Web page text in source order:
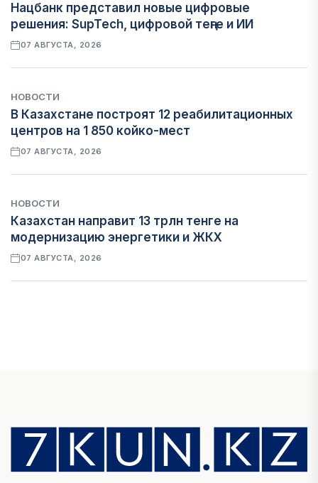
Нацбанк представил новые цифровые
решения: SupTech, цифровой теңге и ИИ
07 АВГУСТА, 2026
НОВОСТИ
В Казахстане построят 12 реабилитационных
центров на 1 850 койко-мест
07 АВГУСТА, 2026
НОВОСТИ
Казахстан направит 13 трлн тенге на
модернизацию энергетики и ЖКХ
07 АВГУСТА, 2026
Денежно-кредитная политика влияет не
только на спрос, но и на предложение труда
07 АВГУСТА, 2026